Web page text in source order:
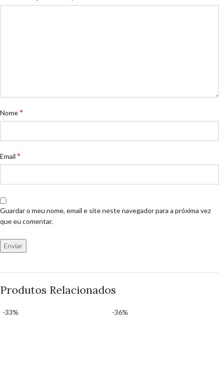
Nome*
Email *
Guardar o meu nome, email e site neste navegador para a próxima vez
que eu comentar.
Produtos Relacionados
-33% -36%